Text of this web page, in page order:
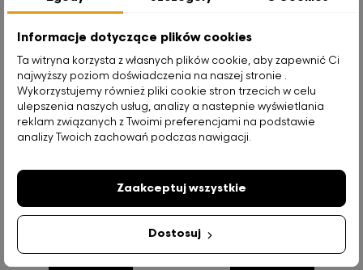
Zobacz
Srebrna Moneta Szwajcaria, 5
Franków, 1917 - 1967, 15gr
Srebrna Moneta Siewczyni, 2
Franki 1898-1920, 10g
Informacje dotyczące plików cookies
Ta witryna korzysta z własnych plików cookie, aby zapewnić Ci
najwyższy poziom doświadczenia na naszej stronie .
Wykorzystujemy również pliki cookie stron trzecich w celu
ulepszenia naszych usług, analizy a nastepnie wyświetlania
reklam związanych z Twoimi preferencjami na podstawie
analizy Twoich zachowań podczas nawigacji.
Dostosuj
Zaakceptuj wszystkie